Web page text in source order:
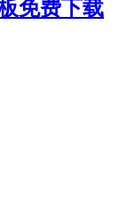
免费下载